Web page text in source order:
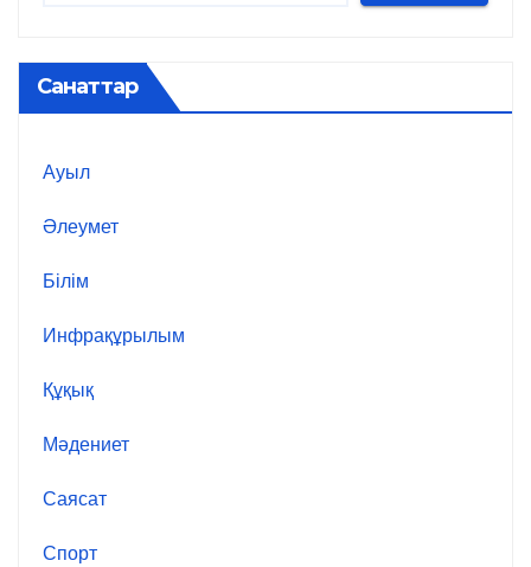
Санаттар
Ауыл
Әлеумет
Білім
Инфрақұрылым
Құқық
Мәдениет
Саясат
Спорт